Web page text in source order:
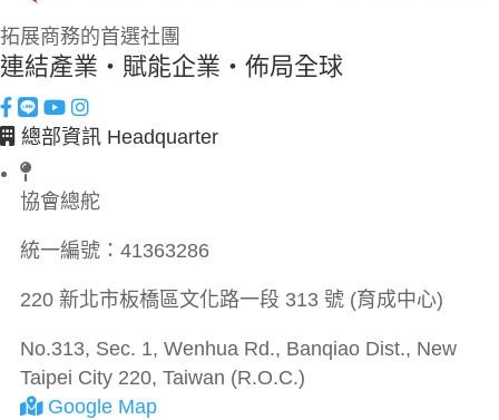
拓展商務的首選社團
連結產業・賦能企業・佈局全球
總部資訊 Headquarter
協會總舵
統一編號： 41363286
220 新北市板橋區文化路一段 313 號 (育成中心)
No.313, Sec. 1, Wenhua Rd., Banqiao Dist., New
Taipei City 220, Taiwan (R.O.C.)
Google Map